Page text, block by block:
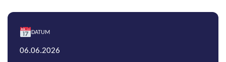
DATUM
06.06.2026